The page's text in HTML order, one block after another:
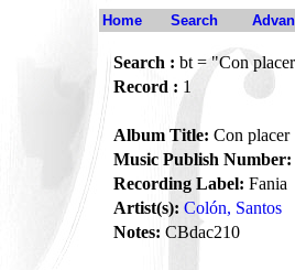
Home Search
Search : bt = "Con
Record : 1
Album Title: Con placer
Music Publish Number:
Recording Label: Fania
Artist(s): Colón, Santos
Notes: CBdac210